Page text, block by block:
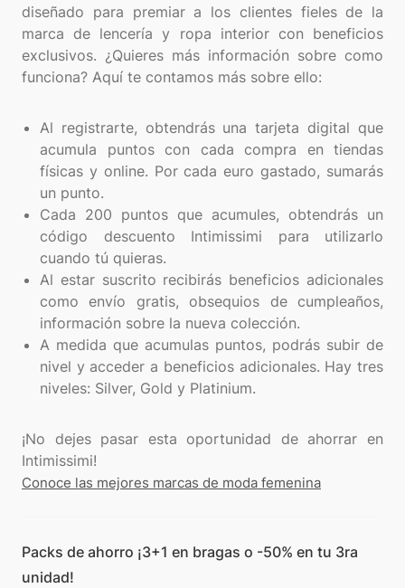
diseñado para premiar a los clientes fieles de la
marca de lencería y ropa interior con beneficios
exclusivos. ¿Quieres más información sobre como
funciona? Aquí te contamos más sobre ello:
Al registrarte, obtendrás una tarjeta digital que
acumula puntos con cada compra en tiendas
físicas y online. Por cada euro gastado, sumarás
un punto.
Cada 200 puntos que acumules, obtendrás un
código descuento Intimissimi para utilizarlo
cuando tú quieras.
Al estar suscrito recibirás beneficios adicionales
como envío gratis, obsequios de cumpleaños,
información sobre la nueva colección.
A medida que acumulas puntos, podrás subir de
nivel y acceder a beneficios adicionales. Hay tres
niveles: Silver, Gold y Platinium.
¡No dejes pasar esta oportunidad de ahorrar en
Conoce las mejores marcas de moda femenina
Packs de ahorro ¡3+1 en bragas o -50% en tu 3ra
unidad!